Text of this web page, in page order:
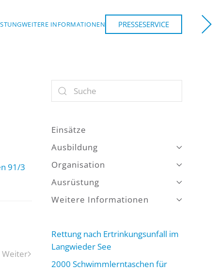
WEITERE INFORMATIONEN PRESSESERVICE
91/3
Weiter
Einsätze
Ausbildung
Organisation
Ausrüstung
Weitere Informationen
Rettung nach Ertrinkungsunfall im
Langwieder See
2000 Schwimmlerntaschen für